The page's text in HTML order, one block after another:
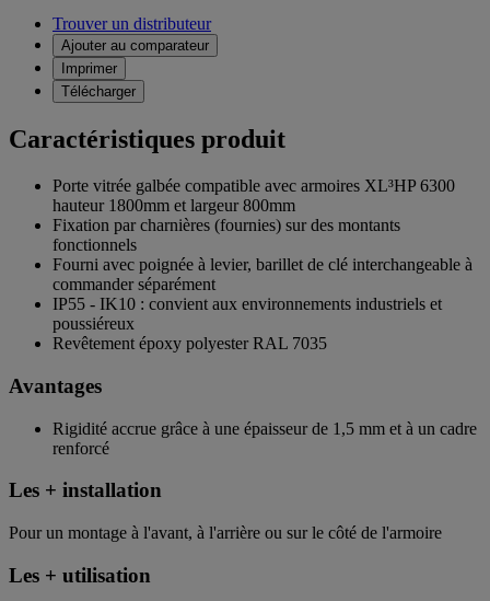
Trouver un distributeur
Ajouter au comparateur
Imprimer
Télécharger
Caractéristiques produit
Porte vitrée galbée compatible avec armoires XL³HP 6300
hauteur 1800mm et largeur 800mm
Fixation par charnières (fournies) sur des montants
fonctionnels
Fourni avec poignée à levier, barillet de clé interchangeable à
commander séparément
IP55 - IK10 : convient aux environnements industriels et
poussiéreux
Revêtement époxy polyester RAL 7035
Avantages
Rigidité accrue grâce à une épaisseur de 1,5 mm et à un cadre
renforcé
Les + installation
Pour un montage à l'avant, à l'arrière ou sur le côté de l'armoire
Les + utilisation